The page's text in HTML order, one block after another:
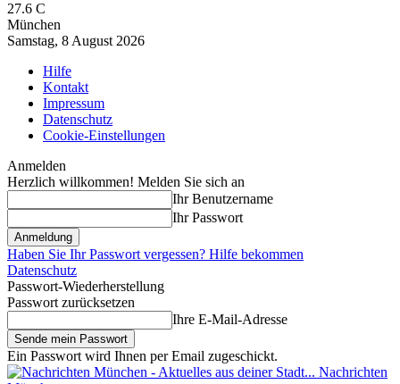
27.6 C
München
Samstag, 8 August 2026
Hilfe
Kontakt
Impressum
Datenschutz
Cookie-Einstellungen
Anmelden
Herzlich willkommen! Melden Sie sich an
Ihr Benutzername
Ihr Passwort
Haben Sie Ihr Passwort vergessen? Hilfe bekommen
Datenschutz
Passwort-Wiederherstellung
Passwort zurücksetzen
Ihre E-Mail-Adresse
Ein Passwort wird Ihnen per Email zugeschickt.
Nachrichten